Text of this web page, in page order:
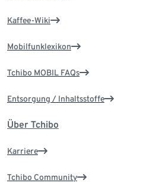
Kaffee-Wiki
Mobilfunklexikon
Tchibo MOBIL FAQs
Entsorgung / Inhaltsstoffe
Über Tchibo
Karriere
Tchibo Community